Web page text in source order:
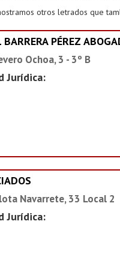
otros letrados que
PÉREZ
Ochoa, 3 - 3º B
Jurídica:
Navarrete, 33 Local 2
Jurídica: